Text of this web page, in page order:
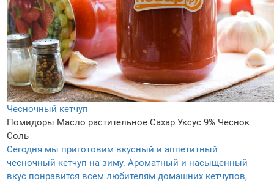
Чесночный кетчуп
Помидоры Масло растительное Сахар Уксус 9% Чеснок
Соль
Сегодня мы приготовим вкусный и аппетитный
чесночный кетчуп на зиму. Ароматный и насыщенный
вкус понравится всем любителям домашних кетчупов,